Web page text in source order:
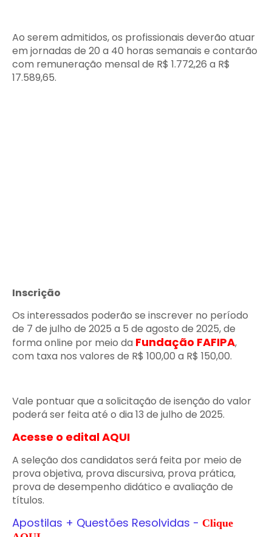
Ao serem admitidos, os profissionais deverão atuar
em jornadas de 20 a 40 horas semanais e contarão
com remuneração mensal de R$ 1.772,26 a R$
17.589,65.
Inscrição
Os interessados poderão se inscrever no período
de 7 de julho de 2025 a 5 de agosto de 2025, de
forma online por meio da Fundação FAFIPA,
com taxa nos valores de R$ 100,00 a R$ 150,00.
Vale pontuar que a solicitação de isenção do valor
poderá ser feita até o dia 13 de julho de 2025.
Acesse o edital AQUI
A seleção dos candidatos será feita por meio de
prova objetiva, prova discursiva, prova prática,
prova de desempenho didático e avaliação de
títulos.
Apostilas + Questões Resolvidas - Clique